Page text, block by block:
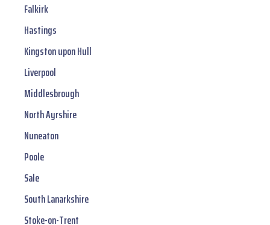
Falkirk
Hastings
Kingston upon Hull
Liverpool
Middlesbrough
North Ayrshire
Nuneaton
Poole
Sale
South Lanarkshire
Stoke-on-Trent